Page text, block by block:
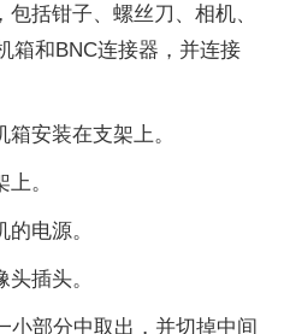
括钳子、螺丝刀、相机、
箱和BNC连接器，并连接
安装在支架上。
。
电源。
插头。
小部分中取出，并切掉中间